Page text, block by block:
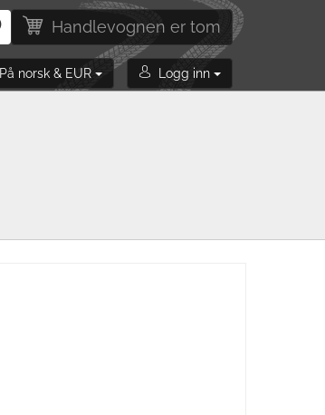
Handlevognen er tom
På norsk & EUR Logg inn